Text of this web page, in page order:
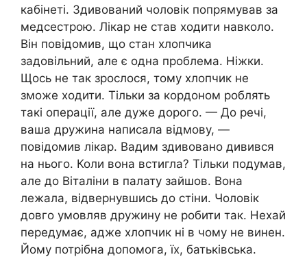
кабінеті. Здивований чоловік попрямував за
медсестрою. Лікар не став ходити навколо.
Він повідомив, що стан хлопчика
задовільний, але є одна проблема. Ніжки.
Щось не так зрослося, тому хлопчик не
зможе ходити. Тільки за кордоном роблять
такі операції, але дуже дорого. — До речі,
ваша дружина написала відмову, —
повідомив лікар. Вадим здивовано дивився
на нього. Коли вона встигла? Тільки подумав,
але до Віталіни в палату зайшов. Вона
лежала, відвернувшись до стіни. Чоловік
довго умовляв дружину не робити так. Нехай
передумає, адже хлопчик ні в чому не винен.
Йому потрібна допомога, їх, батьківська.